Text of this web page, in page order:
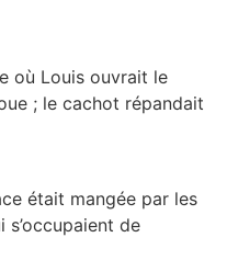
où Louis ouvrait le
; le cachot répandait
était mangée par les
de